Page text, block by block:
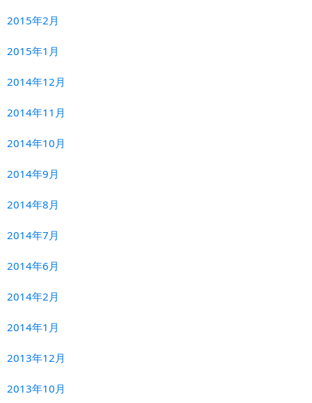
2015年2月
2015年1月
2014年12月
2014年11月
2014年10月
2014年9月
2014年8月
2014年7月
2014年6月
2014年2月
2014年1月
2013年12月
2013年10月